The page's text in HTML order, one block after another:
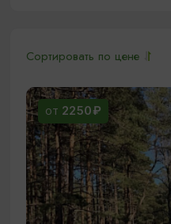
Сортировать по цене
ОТ 2250₽